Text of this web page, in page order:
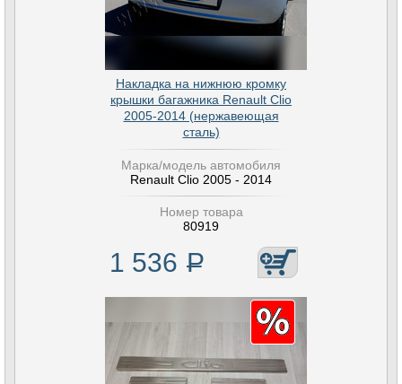
Накладка на нижнюю кромку
крышки багажника Renault Clio
2005-2014 (нержавеющая
сталь)
Марка/модель автомобиля
Renault Clio 2005 - 2014
Номер товара
80919
1 536 Р